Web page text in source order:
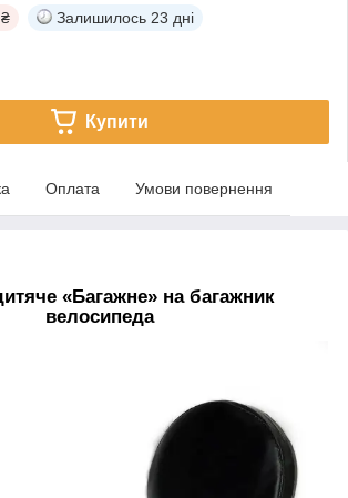
Залишилось 23 дні
Купити
Оплата Умови повернення
«Багажне» на багажник
велосипеда